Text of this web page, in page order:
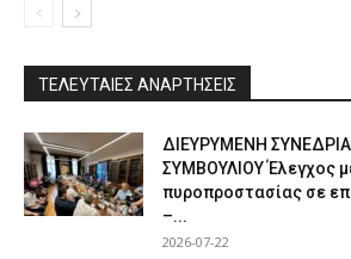
ΤΕΛΕΥΤΑΙΕΣ ΑΝΑΡΤΗΣΕΙΣ
ΔΙΕΥΡΥΜΕΝΗ
ΣΥΜΒΟΥΛΙΟΥ Έλεγχος
πυροπροστασίας σε
–...
2026-07-22